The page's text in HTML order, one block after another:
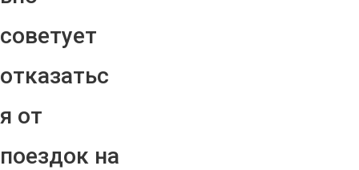
советует
отказатьс
я от
поездок на